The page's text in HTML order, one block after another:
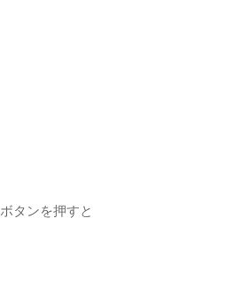
タンを押すと